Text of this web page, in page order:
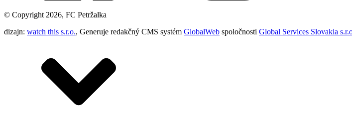
© Copyright 2026, FC Petržalka
dizajn: watch this s.r.o., Generuje redakčný CMS systém GlobalWeb spoločnosti Global Services Slovakia